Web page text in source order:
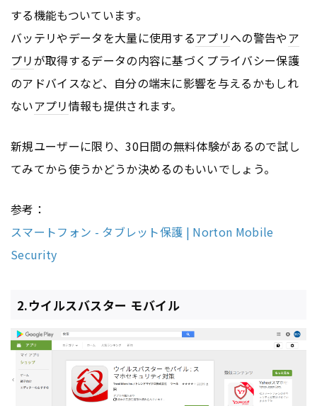
する機能もついています。
バッテリやデータを大量に使用するアプリへの警告やア
プリが取得するデータの内容に基づくプライバシー保護
のアドバイスなど、自分の端末に影響を与えるかもしれ
ないアプリ情報も提供されます。
新規ユーザーに限り、30日間の無料体験があるので試し
てみてから使うかどうか決めるのもいいでしょう。
参考：
スマートフォン - タブレット保護 | Norton Mobile
Security
2.ウイルスバスター モバイル